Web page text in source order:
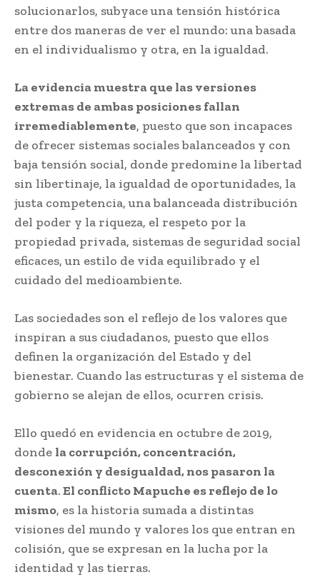
solucionarlos, subyace una tensión histórica
entre dos maneras de ver el mundo: una basada
en el individualismo y otra, en la igualdad.
La evidencia muestra que las versiones
extremas de ambas posiciones fallan
irremediablemente, puesto que son incapaces
de ofrecer sistemas sociales balanceados y con
baja tensión social, donde predomine la libertad
sin libertinaje, la igualdad de oportunidades, la
justa competencia, una balanceada distribución
del poder y la riqueza, el respeto por la
propiedad privada, sistemas de seguridad social
eficaces, un estilo de vida equilibrado y el
cuidado del medioambiente.
Las sociedades son el reflejo de los valores que
inspiran a sus ciudadanos, puesto que ellos
definen la organización del Estado y del
bienestar. Cuando las estructuras y el sistema de
gobierno se alejan de ellos, ocurren crisis.
Ello quedó en evidencia en octubre de 2019,
donde la corrupción, concentración,
desconexión y desigualdad, nos pasaron la
cuenta.El conflicto Mapuche es reflejo de lo
mismo, es la historia sumada a distintas
visiones del mundo y valores los que entran en
colisión, que se expresan en la lucha por la
identidad y las tierras.